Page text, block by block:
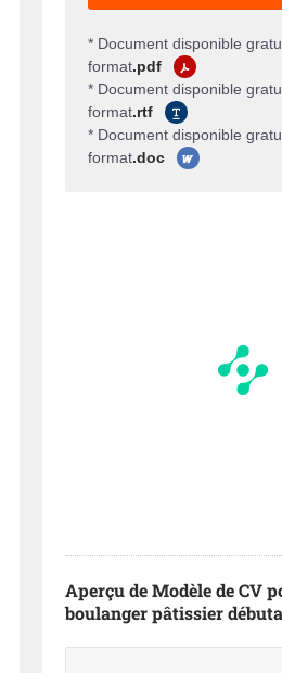
* Document disponible
format.pdf
* Document disponible
format.rtf
* Document disponible
format.doc
Aperçu de Modèle de CV
boulanger pâtissier